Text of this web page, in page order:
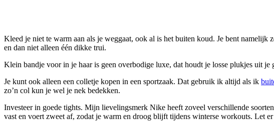
Kleed je niet te warm aan als je weggaat, ook al is het buiten koud. Je bent
en dan niet alleen één dikke trui.
Klein bandje voor in je haar is geen overbodige luxe, dat houdt je losse plukjes uit je
Je kunt ook alleen een colletje kopen in een sportzaak. Dat gebruik ik altijd als ik
zo’n col kun je wel je nek bedekken.
Investeer in goede tights. Mijn lievelingsmerk Nike heeft zoveel verschillende
vast en voert zweet af, zodat je warm en droog blijft tijdens winterse workouts. Let